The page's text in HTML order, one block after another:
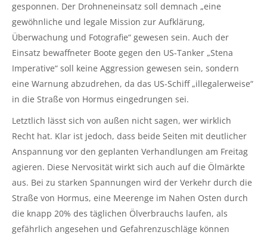
gesponnen. Der Drohneneinsatz soll demnach „eine
gewöhnliche und legale Mission zur Aufklärung,
Überwachung und Fotografie“ gewesen sein. Auch der
Einsatz bewaffneter Boote gegen den US-Tanker „Stena
Imperative“ soll keine Aggression gewesen sein, sondern
eine Warnung abzudrehen, da das US-Schiff „illegalerweise“
in die Straße von Hormus eingedrungen sei.
Letztlich lässt sich von außen nicht sagen, wer wirklich
Recht hat. Klar ist jedoch, dass beide Seiten mit deutlicher
Anspannung vor den geplanten Verhandlungen am Freitag
agieren. Diese Nervosität wirkt sich auch auf die Ölmärkte
aus. Bei zu starken Spannungen wird der Verkehr durch die
Straße von Hormus, eine Meerenge im Nahen Osten durch
die knapp 20% des täglichen Ölverbrauchs laufen, als
gefährlich angesehen und Gefahrenzuschläge können